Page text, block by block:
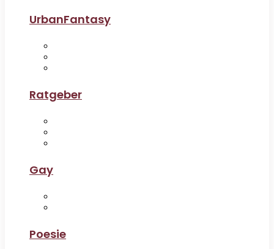
UrbanFantasy
Ratgeber
Gay
Poesie